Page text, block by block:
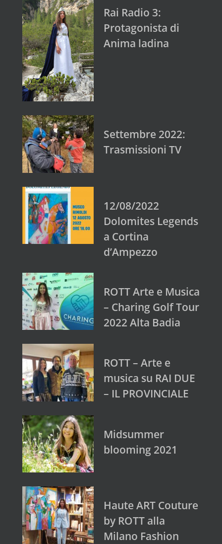
Rai Radio 3:
Protagonista di
Anima ladina
Settembre 2022:
Trasmissioni TV
12/08/2022
Dolomites Legends
a Cortina
d’Ampezzo
ROTT Arte e Musica
– Charing Golf Tour
2022 Alta Badia
ROTT – Arte e
musica su RAI DUE
– IL PROVINCIALE
Midsummer
blooming 2021
Haute ART Couture
by ROTT alla
Milano Fashion